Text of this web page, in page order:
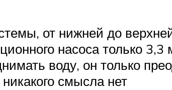
от нижней до
насоса только 3,3
воду, он только
смысла нет